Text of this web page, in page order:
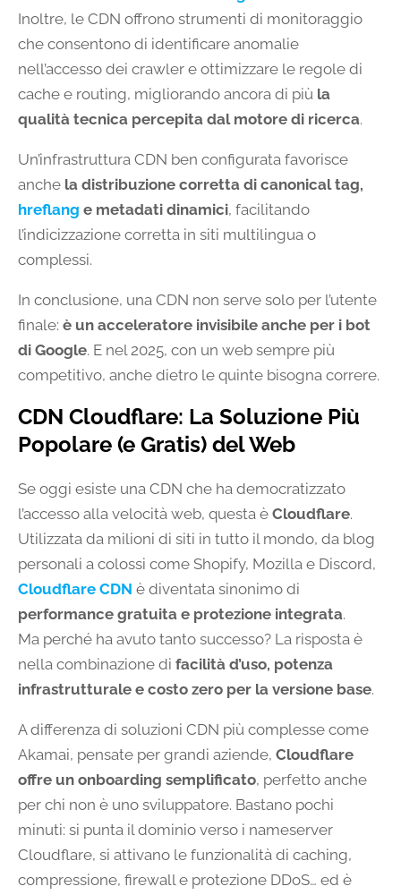
Inoltre, le CDN offrono strumenti di monitoraggio
che consentono di identificare anomalie
nell’accesso dei crawler e ottimizzare le regole di
cache e routing, migliorando ancora di più la
qualità tecnica percepita dal motore di ricerca.
Un’infrastruttura CDN ben configurata favorisce
anche la distribuzione corretta di canonical tag,
hreflang e metadati dinamici, facilitando
l’indicizzazione corretta in siti multilingua o
complessi.
In conclusione, una CDN non serve solo per l’utente
finale: è un acceleratore invisibile anche per i bot
di Google. E nel 2025, con un web sempre più
competitivo, anche dietro le quinte bisogna correre.
CDN Cloudflare: La Soluzione Più
Popolare (e Gratis) del Web
Se oggi esiste una CDN che ha democratizzato
l’accesso alla velocità web, questa è Cloudflare.
Utilizzata da milioni di siti in tutto il mondo, da blog
personali a colossi come Shopify, Mozilla e Discord,
Cloudflare CDN è diventata sinonimo di
performance gratuita e protezione integrata.
Ma perché ha avuto tanto successo? La risposta è
nella combinazione di facilità d’uso, potenza
infrastrutturale e costo zero per la versione base.
A differenza di soluzioni CDN più complesse come
Akamai, pensate per grandi aziende, Cloudflare
offre un onboarding semplificato, perfetto anche
per chi non è uno sviluppatore. Bastano pochi
minuti: si punta il dominio verso i nameserver
Cloudflare, si attivano le funzionalità di caching,
compressione, firewall e protezione DDoS… ed è